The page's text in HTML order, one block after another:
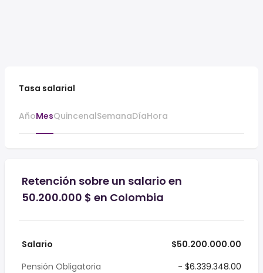
Tasa salarial
AñoMesQuincenalSemanaDíaHora
Retención sobre un salario en
50.200.000 $ en Colombia
Salario
$50.200.000.00
Pensión Obligatoria
- $6.339.348.00